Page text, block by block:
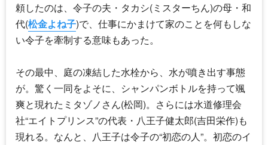
頼したのは、令子の夫・タカシ(ミスターちん)の母・和
代(松金よね子)で、仕事にかまけて家のことを何もしな
い令子を牽制する意味もあった。
その最中、庭の凍結した水栓から、水が噴き出す事態
が。驚く一同をよそに、シャンパンボトルを持って颯
爽と現れたミタゾノさん(松岡)。さらには水道修理会
社“エイトプリンス”の代表・八王子健太郎(吉田栄作)も
現れる。なんと、八王子は令子の“初恋の人”。初恋のイ